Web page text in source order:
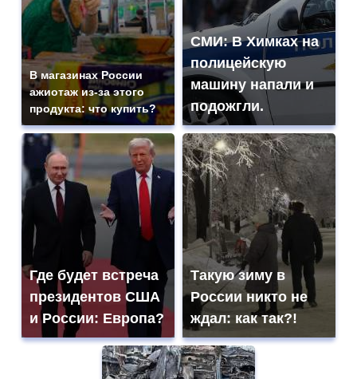
В магазинах России
ажиотаж из-за этого
продукта: что купить?
СМИ: В Химках на
полицейскую
машину напали и
подожгли.
Где будет встреча
президентов США
и России: Европа?
Такую зиму в
России никто не
ждал: как так?!